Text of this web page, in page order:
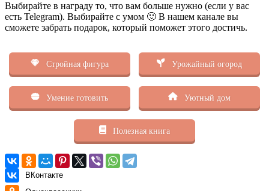
Выбирайте в награду то, что вам больше нужно (если у вас
есть Telegram). Выбирайте с умом 🙂 В нашем канале вы
сможете забрать подарок, который поможет этого достичь.
Стройная фигура Урожайный огород
Умение готовить Уютный дом
Полезная книга
ВКонтакте